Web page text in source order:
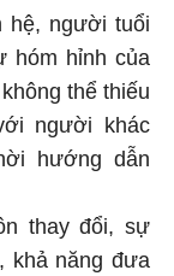
hệ, người tuổi
hóm hỉnh của
thể thiếu
người khác
hướng dẫn
thay đổi, sự
khả năng đưa